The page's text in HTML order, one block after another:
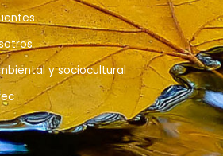
y sociocultural